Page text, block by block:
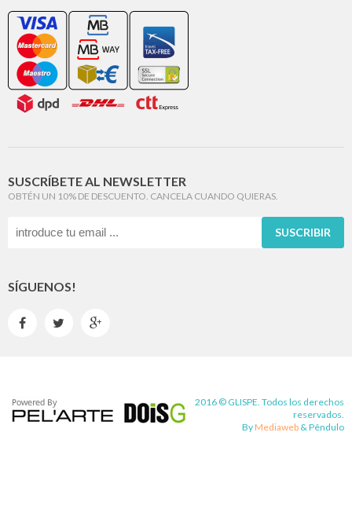
SUSCRÍBETE AL NEWSLETTER
OBTÉN UN 10% DE DESCUENTO. CANCELA CUANDO QUIERAS.
SUSCRIBIR
SÍGUENOS!
  
2016 © GLISPE. Todos los derechos
reservados.
By Mediaweb & Pêndulo